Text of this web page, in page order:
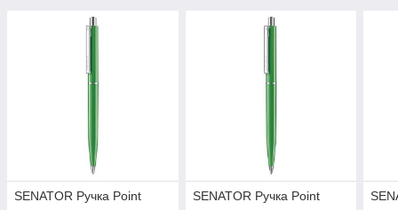
SENATOR Ручка Point SENATOR Ручка Point